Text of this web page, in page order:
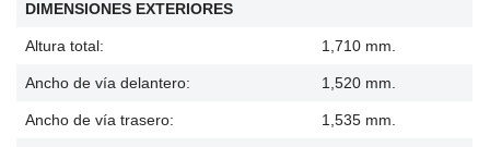
DIMENSIONES EXTERIORES
Altura total: 1,710 mm.
Ancho de vía delantero: 1,520 mm.
Ancho de vía trasero: 1,535 mm.